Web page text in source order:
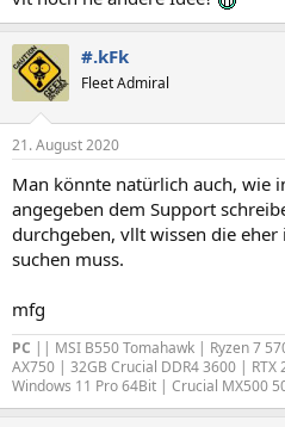
#.kFk
Fleet Admiral
21. August 2020
Man könnte natürlich auch, wie
angegeben dem Support
durchgeben, vllt wissen die
suchen muss.
mfg
PC || MSI B550 Tomahawk | Ryzen 7
AX750 | 32GB Crucial DDR4 3600 |
Windows 11 Pro 64Bit | Crucial MX500